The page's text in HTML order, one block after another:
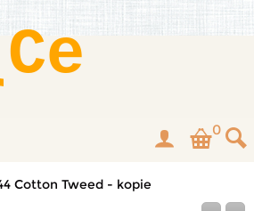
0
Cotton Tweed - kopie